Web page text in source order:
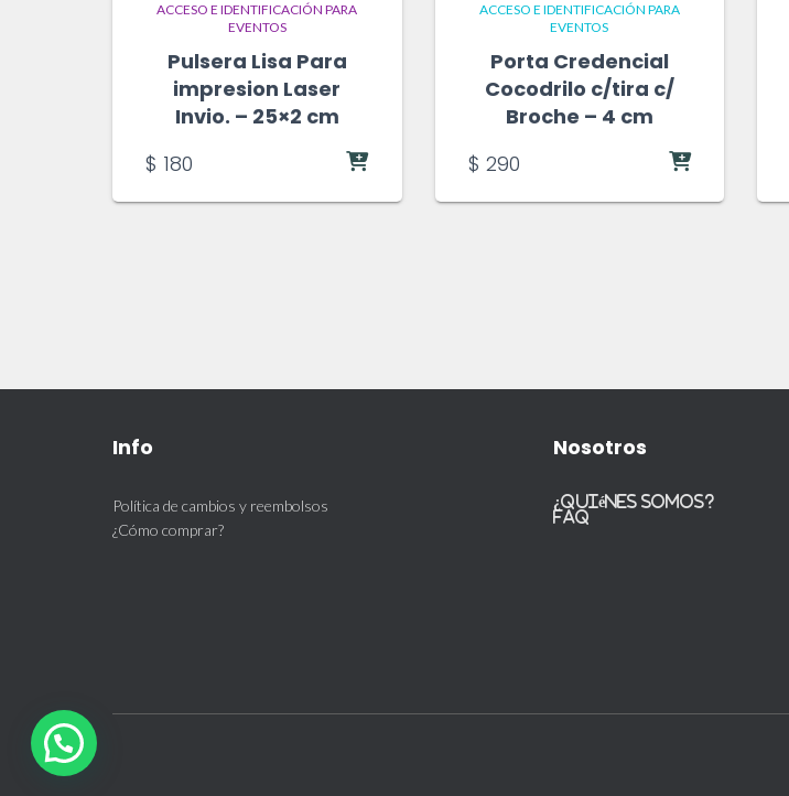
ACCESO E IDENTIFICACIÓN PARA
EVENTOS
Pulsera Lisa Para
impresion Laser
Invio. – 25×2 cm
$ 180
ACCESO E IDENTIFICACIÓN PARA
EVENTOS
Porta Credencial
Cocodrilo c/tira c/
Broche – 4 cm
$ 290
Info
Política de cambios y reembolsos
¿Cómo comprar?
Nosotros
¿Quiénes somos?
FAQ